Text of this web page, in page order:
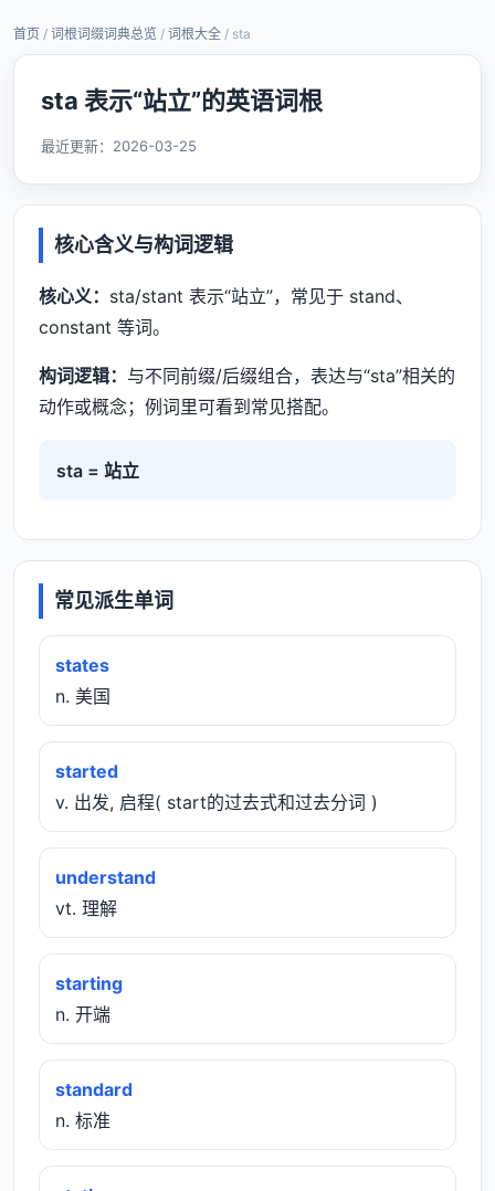
首页 / 词根词缀词典总览 / 词根大全 / sta
sta 表示“站立”的英语词根
最近更新： 2026-03-25
核心含义与构词逻辑
核心义： sta/stant 表示“站立”，常见于 stand、
constant 等词。
构词逻辑： 与不同前缀/后缀组合，表达与“sta”相关的
动作或概念；例词里可看到常见搭配。
sta = 站立
常见派生单词
states
n. 美国
started
v. 出发, 启程( start的过去式和过去分词 )
understand
vt. 理解
starting
n. 开端
standard
n. 标准